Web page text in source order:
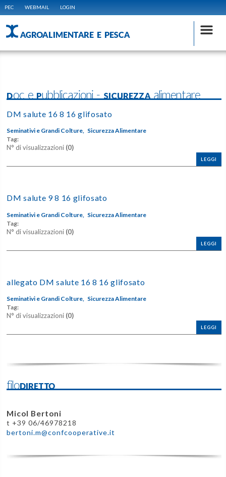
PEC WEBMAIL LOGIN
AGROALIMENTARE E PESCA
Doc e Pubblicazioni - SICUREZZA alimentare
DM salute 16 8 16 glifosato
Seminativi e Grandi Colture, Sicurezza Alimentare
Tag:
N° di visualizzazioni (0)
LEGGI
DM salute 9 8 16 glifosato
Seminativi e Grandi Colture,
Sicurezza Alimentare
Tag:
N° di visualizzazioni (0)
LEGGI
allegato DM salute 16 8 16 glifosato
Seminativi e Grandi Colture, Sicurezza Alimentare
Tag:
N° di visualizzazioni (0)
LEGGI
filoDIRETTO
Micol Bertoni
t +39 06/46978218
bertoni.m@confcooperative.it